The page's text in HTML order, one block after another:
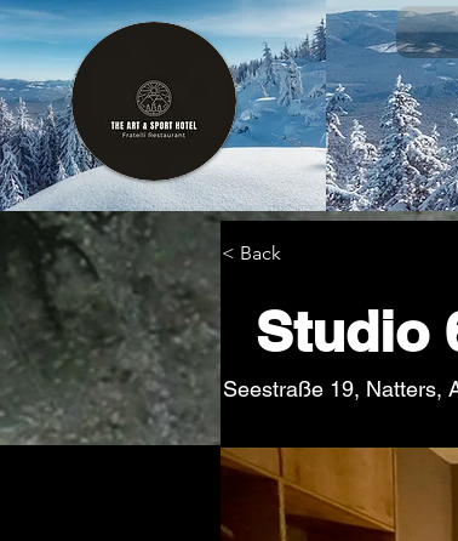
< Back
Studio
Seestraße 19, Natters,